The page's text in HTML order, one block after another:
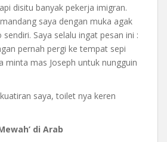
disitu banyak pekerja imigran.
saya dengan muka agak
Saya selalu ingat pesan ini :
pernah pergi ke tempat sepi
minta mas Joseph untuk nungguin
saya, toilet nya keren
di Arab